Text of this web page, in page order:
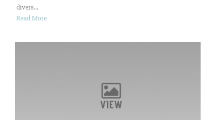
divers...
Read More